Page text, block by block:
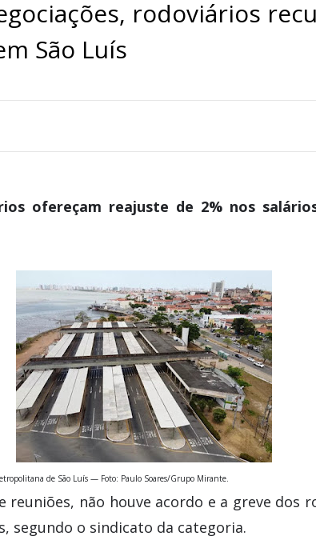
rodoviários
São Luís
ofereçam reajuste de 2% nos
de São Luís — Foto: Paulo Soares/Grupo Mirante.
reuniões, não houve acordo e a greve dos
segundo o sindicato da categoria.